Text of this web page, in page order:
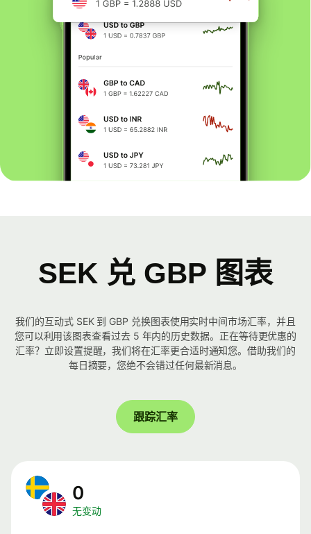
SEK 兑 GBP 图表
我们的互动式 SEK 到 GBP 兑换图表使用实时中间市场汇率，并且
您可以利用该图表查看过去 5 年内的历史数据。正在等待更优惠的
汇率？立即设置提醒，我们将在汇率更合适时通知您。借助我们的
每日摘要，您绝不会错过任何最新消息。
跟踪汇率
0
无变动